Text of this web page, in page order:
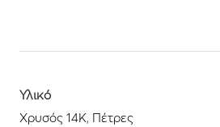
Υλικό
Χρυσός 14K, Πέτρες